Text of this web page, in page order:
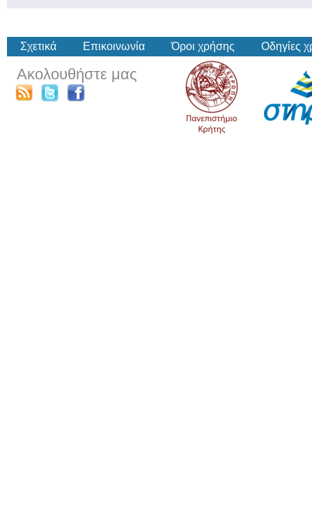
Σχετικά Επικοινωνία Όροι χρήσης Οδηγίες
Ακολουθήστε μας